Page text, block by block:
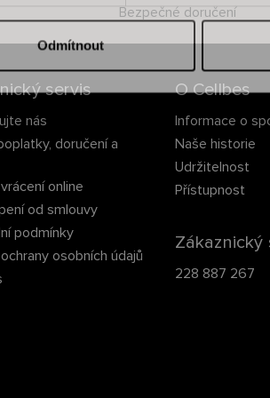
Odmítnout
Bezpečné doručení
servis
nás
doručení a
online
od smlouvy
podmínky
osobních údajů
O Cellbes
Informace o
Naše historie
Udržitelnost
Přístupnost
Zákaznický
228 887 267